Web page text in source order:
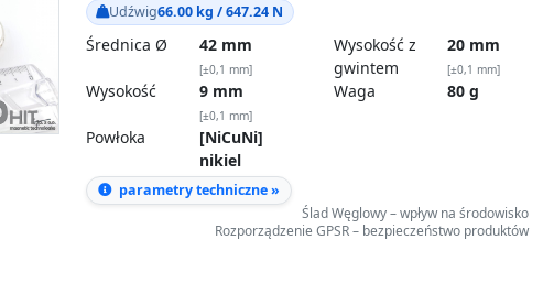
Udźwig66.00 kg / 647.24 N
Średnica Ø 42 mm
[±0,1 mm]
Wysokość z
gwintem
20 mm
[±0,1 mm]
Wysokość 9 mm
[±0,1 mm]
Waga 80 g
Powłoka
[NiCuNi]
nikiel
parametry techniczne »
Ślad Węglowy – wpływ na środowisko
Rozporządzenie GPSR – bezpieczeństwo produktów